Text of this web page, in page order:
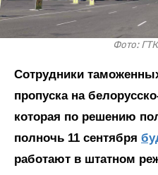
Фото:
Сотрудники
пропуска на
которая по решению
полночь 11 сентября
работают в штатном